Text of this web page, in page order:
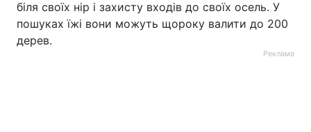
біля своїх нір і захисту входів до своїх осель. У
пошуках їжі вони можуть щороку валити до 200
дерев.
Реклама